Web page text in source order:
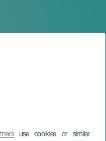
use cookies or similar